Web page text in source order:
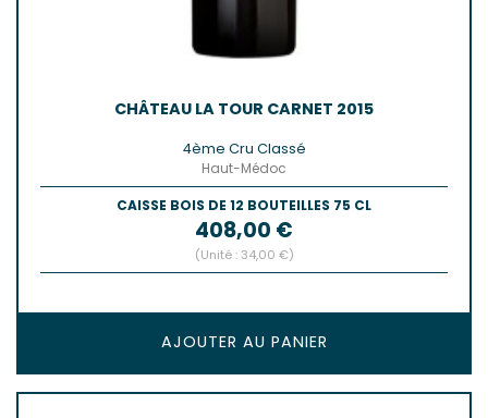
CHÂTEAU LA TOUR CARNET 2015
4ème Cru Classé
Haut-Médoc
CAISSE BOIS DE 12 BOUTEILLES 75 CL
Prix
408,00 €
(Unité : 34,00 €)
AJOUTER AU PANIER